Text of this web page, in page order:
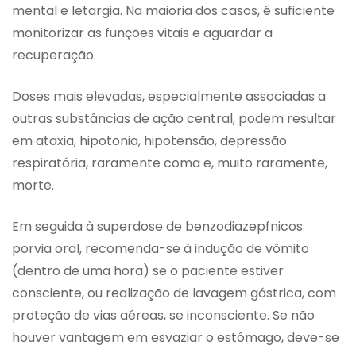
mental e letargia. Na maioria dos casos, é suficiente
monitorizar as funções vitais e aguardar a
recuperação.
Doses mais elevadas, especialmente associadas a
outras substâncias de ação central, podem resultar
em ataxia, hipotonia, hipotensão, depressão
respiratória, raramente coma e, muito raramente,
morte.
Em seguida à superdose de benzodiazepfnicos
porvia oral, recomenda-se à indução de vômito
(dentro de uma hora) se o paciente estiver
consciente, ou realização de lavagem gástrica, com
proteção de vias aéreas, se inconsciente. Se não
houver vantagem em esvaziar o estômago, deve-se